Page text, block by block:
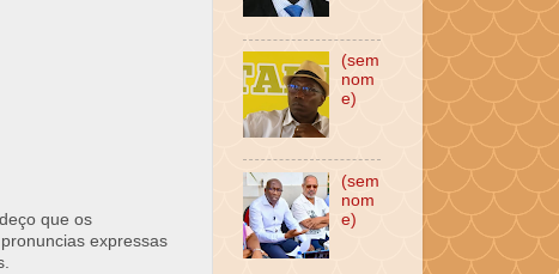
que os
expressas
(sem
nom
e)
(sem
nom
e)